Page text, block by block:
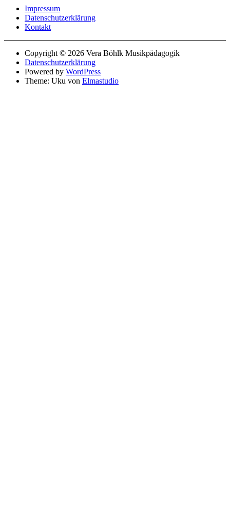
Impressum
Datenschutzerklärung
Kontakt
Copyright © 2026 Vera Böhlk Musikpädagogik
Datenschutzerklärung
Powered by WordPress
Theme: Uku von Elmastudio